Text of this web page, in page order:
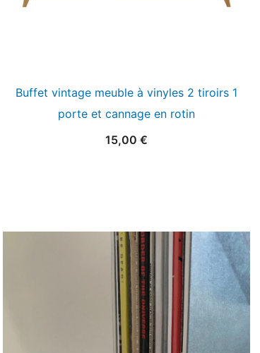
Buffet vintage meuble à vinyles 2 tiroirs 1
porte et cannage en rotin
15,00 €